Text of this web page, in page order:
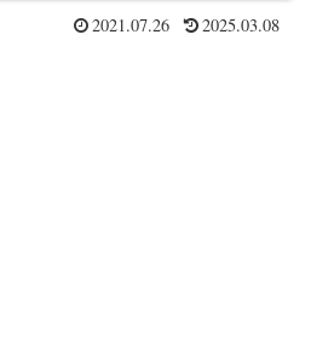
2021.07.26 2025.03.08